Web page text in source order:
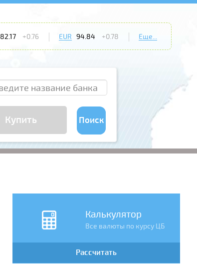
82.17 +0.76 EUR 94.84 +0.78 Еще...
Купить Поиск
Калькулятор
Все валюты по курсу ЦБ
Рассчитать